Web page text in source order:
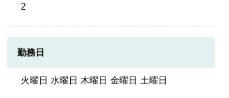
2
勤務日
火曜日 水曜日 木曜日 金曜日 土曜日